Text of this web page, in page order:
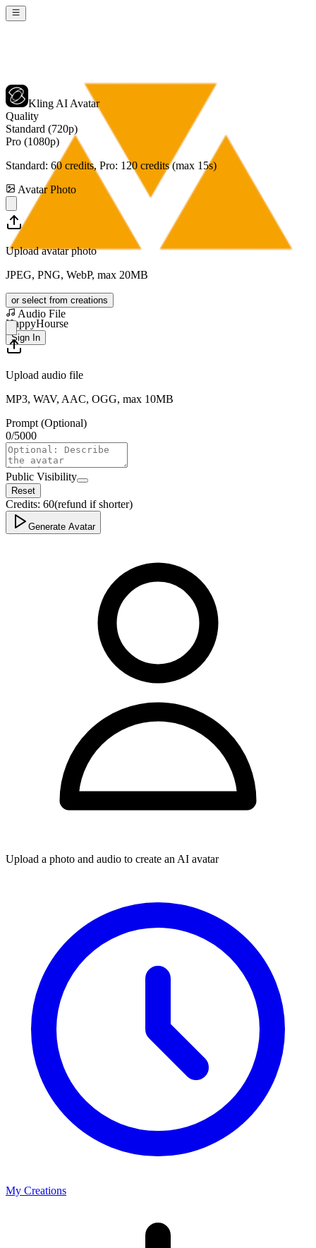
HappyHourse
Sign In
Kling AI Avatar
Quality
Standard (720p)
Pro (1080p)
Standard: 60 credits, Pro: 120 credits (max 15s)
Avatar Photo
Upload avatar photo
JPEG, PNG, WebP, max 20MB
or select from creations
Audio File
Upload audio file
MP3, WAV, AAC, OGG, max 10MB
Prompt (Optional)
0/5000
Public Visibility
Reset
Credits: 60(refund if shorter)
Generate Avatar
Upload a photo and audio to create an AI avatar
My Creations